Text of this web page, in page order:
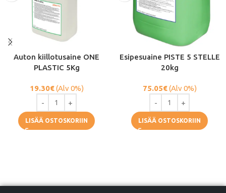
Auton kiillotusaine ONE
PLASTIC 5Kg
19.30€(Alv 0%)
LISÄÄ OSTOSKORIIN
Esipesuaine PISTE 5 STELLE
20kg
75.05€(Alv 0%)
LISÄÄ OSTOSKORIIN